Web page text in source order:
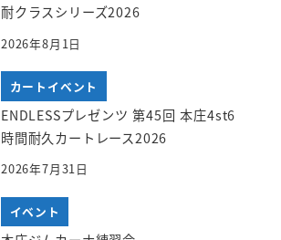
耐クラスシリーズ2026
2026年8月1日
カートイベント
ENDLESSプレゼンツ 第45回 本庄4st6
時間耐久カートレース2026
2026年7月31日
イベント